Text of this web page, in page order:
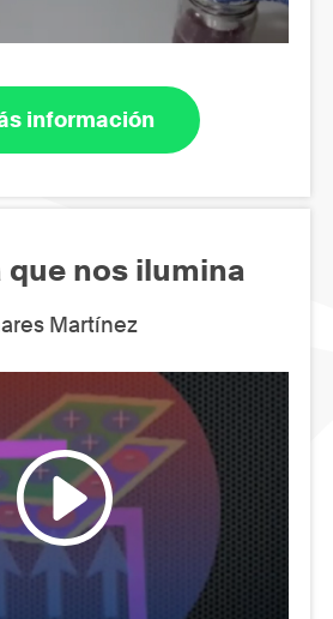
información
que nos ilumina
Martínez